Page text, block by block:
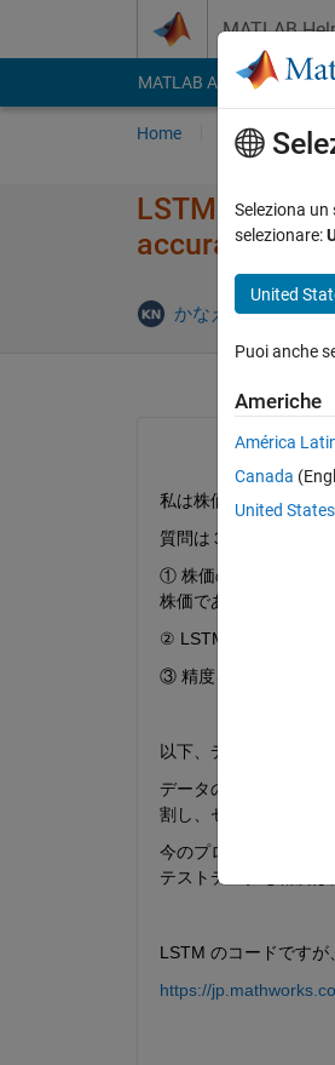
MATLAB
MATLAB Answers File
Home Poni una
LSTM の予
accuracy ?
かなえ 永井 4 Ott
私は株価予測を通して
質問は３つあります。
① 株価の予測を行いた
株価であっていますか
② LSTM
の精度をあ
③ 精度を上げるために
以下、データやコード
データの前処理として、
割し、セル形式にして
今のプログラムだと、
テストデータも精度は
LSTM のコードですが
https://
Seleziona
selezionare:
United
Puoi anche
Americhe
América
Canada
United States